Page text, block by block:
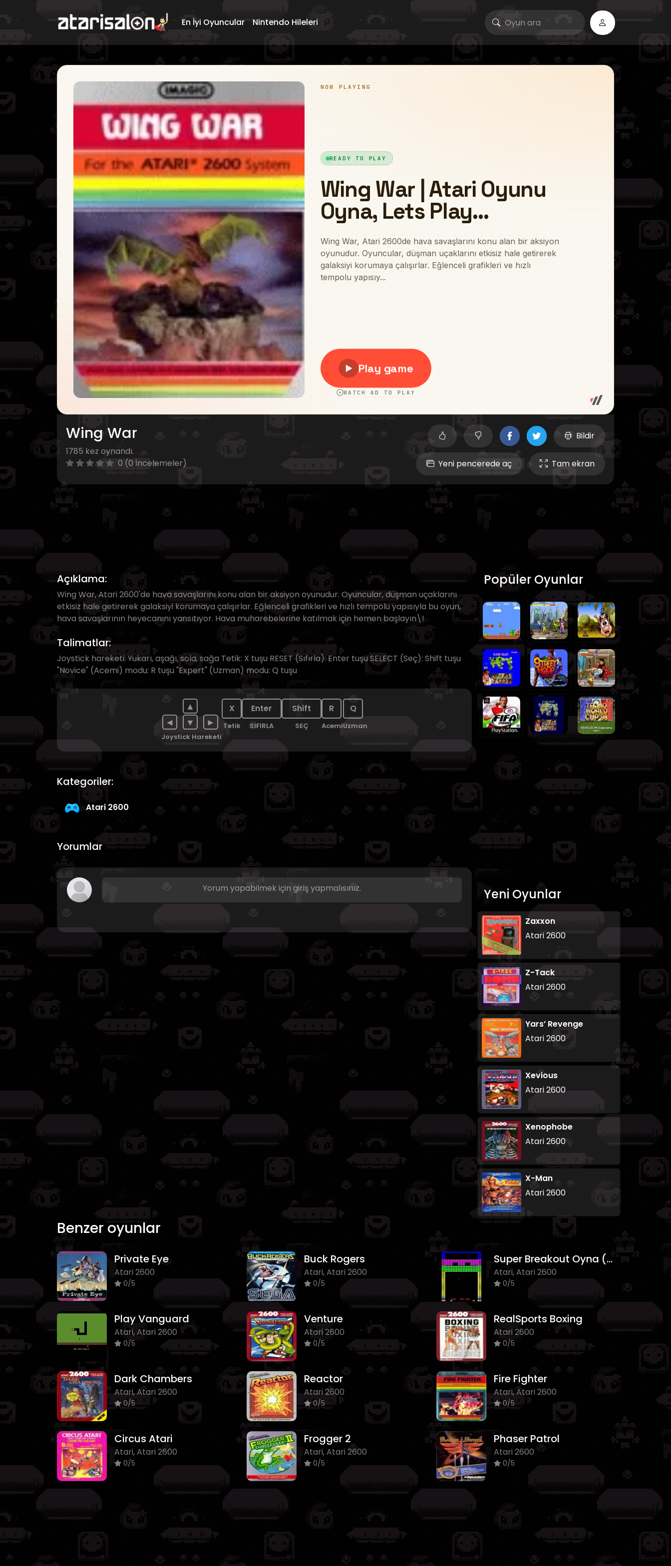
En İyi Oyuncular Nintendo Hileleri
Wing War
1785 kez oynandı.
0 (0 İncelemeler)
Bildir
Yeni pencerede aç Tam ekran
Açıklama:
Wing War, Atari 2600'de hava savaşlarını konu alan bir aksiyon oyunudur. Oyuncular, düşman uçaklarını
etkisiz hale getirerek galaksiyi korumaya çalışırlar. Eğlenceli grafikleri ve hızlı tempolu yapısıyla bu oyun,
hava savaşlarının heyecanını yansıtıyor. Hava muharebelerine katılmak için hemen başlayın\!
Talimatlar:
Joystick hareketi: Yukarı, aşağı, sola, sağa Tetik: X tuşu RESET (Sıfırla): Enter tuşu SELECT (Seç): Shift tuşu
"Novice" (Acemi) modu: R tuşu "Expert" (Uzman) modu: Q tuşu
▲
◄
▼ ►
Joystick Hareketi
X
Tetik
Enter
SIFIRLA
Shift
SEÇ
R
Acemi
Q
Uzman
Kategoriler:
Atari 2600
Yorumlar
Yorum yapabilmek için giriş yapmalısınız.
Popüler Oyunlar
Yeni Oyunlar
Zaxxon
Atari 2600
Z-Tack
Atari 2600
Yars’ Revenge
Atari 2600
Xevious
Atari 2600
Xenophobe
Atari 2600
X-Man
Atari 2600
Benzer oyunlar
Private Eye
Atari 2600
0/5
Buck Rogers
Atari, Atari 2600
0/5
Super Breakout Oyna (Orjinal)
Atari, Atari 2600
0/5
Play Vanguard
Atari, Atari 2600
0/5
Venture
Atari 2600
0/5
RealSports Boxing
Atari 2600
0/5
Dark Chambers
Atari, Atari 2600
0/5
Reactor
Atari 2600
0/5
Fire Fighter
Atari, Atari 2600
0/5
Circus Atari
Atari, Atari 2600
0/5
Frogger 2
Atari, Atari 2600
0/5
Phaser Patrol
Atari 2600
0/5